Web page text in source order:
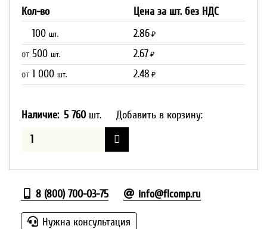
Кол-во
Цена за шт. без НДС
100 шт. 2.86 ₽
от 500 шт. 2.67 ₽
от 1 000 шт. 2.48 ₽
Наличие: 5 760 шт. Добавить в корзину:
8 (800) 700-03-75 info@flcomp.ru
Нужна консультация